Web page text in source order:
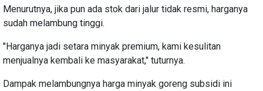
Menurutnya, jika pun ada stok dari jalur tidak resmi, harganya
sudah melambung tinggi.
"Harganya jadi setara minyak premium, kami kesulitan
menjualnya kembali ke masyarakat," tuturnya.
Dampak melambungnya harga minyak goreng subsidi ini